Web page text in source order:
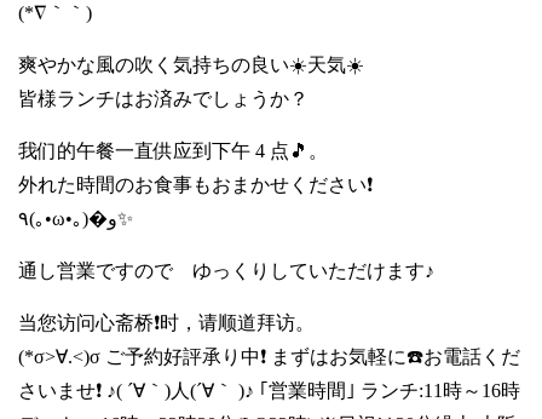
(*∇｀｀)
爽やかな風の吹く気持ちの良い☀️天気☀️
皆様ランチはお済みでしょうか？
我们的午餐一直供应到下午 4 点🎵。
外れた時間のお食事もおまかせください❗
٩(｡•ω•｡)�و✨
通し営業ですので ゆっくりしていただけます♪
当您访问心斋桥❗时，请顺道拜访。
(*σ>∀.<)σ ご予約好評承り中❗ まずはお気軽に☎️お電話くだ
さいませ❗ ♪( ´∀｀)人(´∀｀ )♪ ｢営業時間｣ ランチ:11時～16時